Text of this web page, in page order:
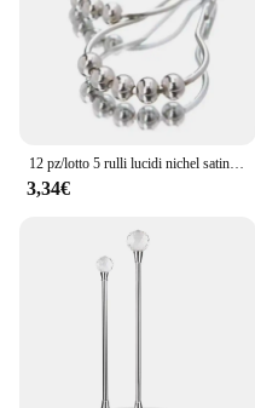
12 pz/lotto 5 rulli lucidi nichel satinato palla doccia anelli per tende palle ganci per tende per accessori da bagno di alta qualità
3,34€